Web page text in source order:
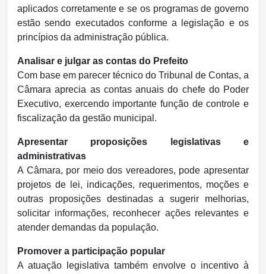
aplicados corretamente e se os programas de governo
estão sendo executados conforme a legislação e os
princípios da administração pública.
Analisar e julgar as contas do Prefeito
Com base em parecer técnico do Tribunal de Contas, a
Câmara aprecia as contas anuais do chefe do Poder
Executivo, exercendo importante função de controle e
fiscalização da gestão municipal.
Apresentar proposições legislativas e
administrativas
A Câmara, por meio dos vereadores, pode apresentar
projetos de lei, indicações, requerimentos, moções e
outras proposições destinadas a sugerir melhorias,
solicitar informações, reconhecer ações relevantes e
atender demandas da população.
Promover a participação popular
A atuação legislativa também envolve o incentivo à